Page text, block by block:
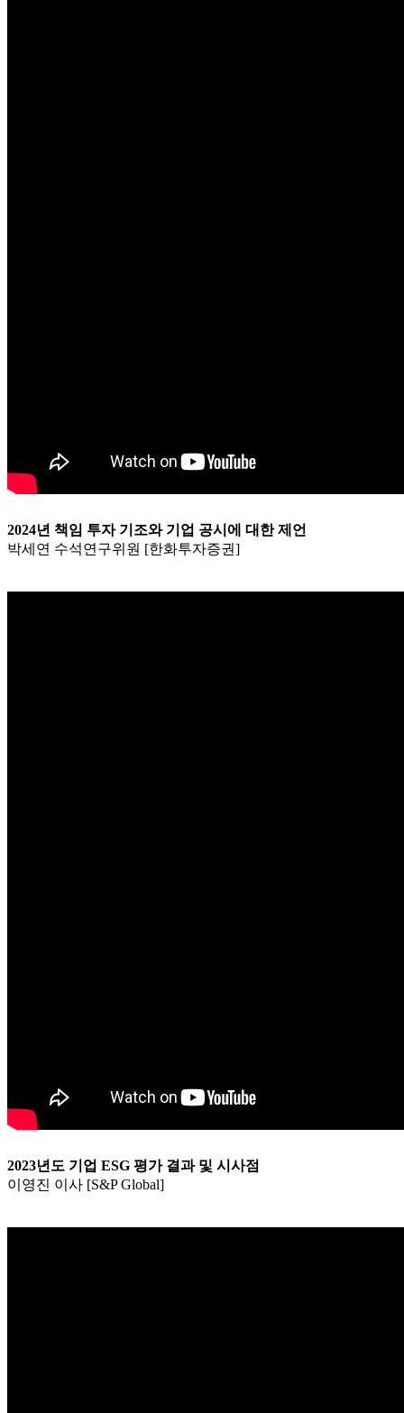
2024년 책임 투자 기조와 기업 공시에 대한 제언
박세연 수석연구위원 [한화투자증권]
2023년도 기업 ESG 평가 결과 및 시사점
이영진 이사 [S&P Global]